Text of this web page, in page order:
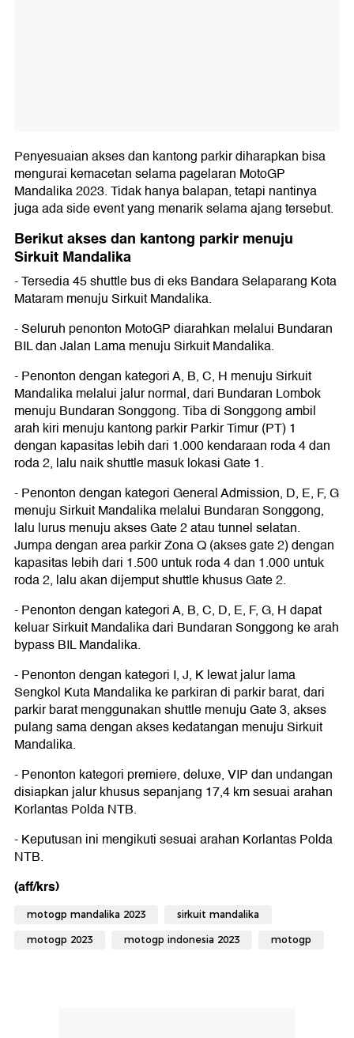
Penyesuaian akses dan kantong parkir diharapkan bisa
mengurai kemacetan selama pagelaran MotoGP
Mandalika 2023. Tidak hanya balapan, tetapi nantinya
juga ada side event yang menarik selama ajang tersebut.
Berikut akses dan kantong parkir menuju
Sirkuit Mandalika
- Tersedia 45 shuttle bus di eks Bandara Selaparang Kota
Mataram menuju Sirkuit Mandalika.
- Seluruh penonton MotoGP diarahkan melalui Bundaran
BIL dan Jalan Lama menuju Sirkuit Mandalika.
- Penonton dengan kategori A, B, C, H menuju Sirkuit
Mandalika melalui jalur normal, dari Bundaran Lombok
menuju Bundaran Songgong. Tiba di Songgong ambil
arah kiri menuju kantong parkir Parkir Timur (PT) 1
dengan kapasitas lebih dari 1.000 kendaraan roda 4 dan
roda 2, lalu naik shuttle masuk lokasi Gate 1.
- Penonton dengan kategori General Admission, D, E, F, G
menuju Sirkuit Mandalika melalui Bundaran Songgong,
lalu lurus menuju akses Gate 2 atau tunnel selatan.
Jumpa dengan area parkir Zona Q (akses gate 2) dengan
kapasitas lebih dari 1.500 untuk roda 4 dan 1.000 untuk
roda 2, lalu akan dijemput shuttle khusus Gate 2.
- Penonton dengan kategori A, B, C, D, E, F, G, H dapat
keluar Sirkuit Mandalika dari Bundaran Songgong ke arah
bypass BIL Mandalika.
- Penonton dengan kategori I, J, K lewat jalur lama
Sengkol Kuta Mandalika ke parkiran di parkir barat, dari
parkir barat menggunakan shuttle menuju Gate 3, akses
pulang sama dengan akses kedatangan menuju Sirkuit
Mandalika.
- Penonton kategori premiere, deluxe, VIP dan undangan
disiapkan jalur khusus sepanjang 17,4 km sesuai arahan
Korlantas Polda NTB.
- Keputusan ini mengikuti sesuai arahan Korlantas Polda
NTB.
(aff/krs)
motogp mandalika 2023 sirkuit mandalika
motogp 2023 motogp indonesia 2023 motogp